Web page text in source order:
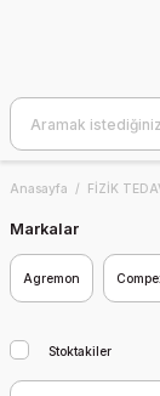
Anasayfa FİZİK
Markalar
Agremon
Stoktakiler